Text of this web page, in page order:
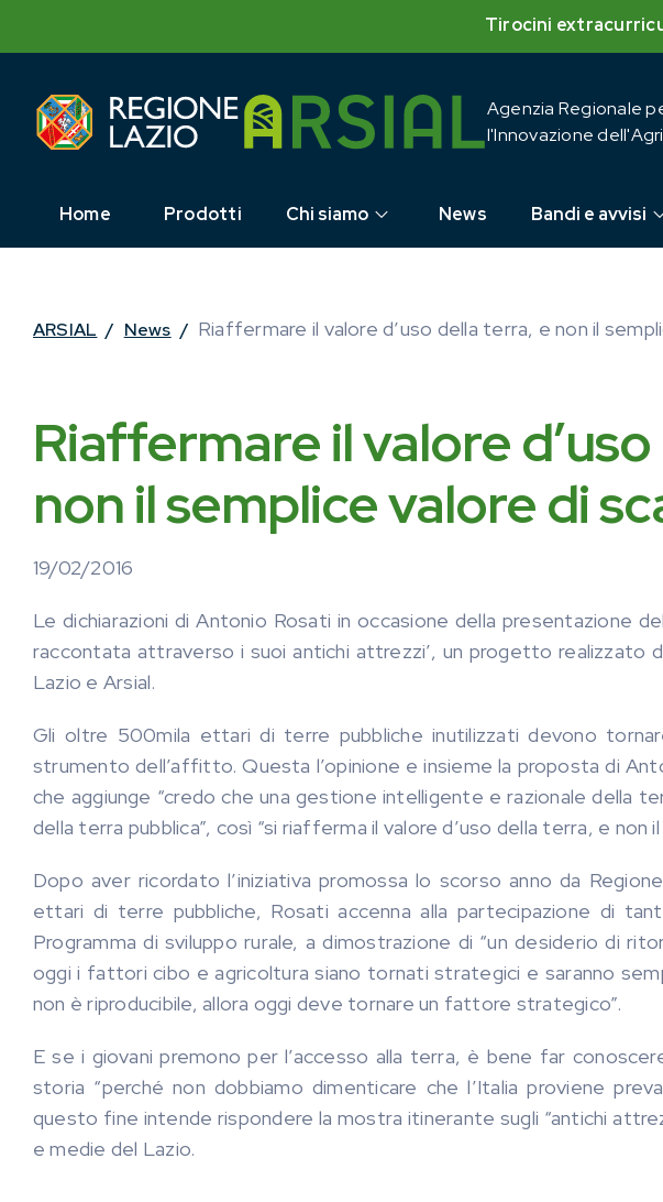
Tirocini
Agenzia Regionale
l'Innovazione
Home Prodotti Chi siamo News Bandi e avvisi
ARSIAL / News / Riaffermare il valore d’uso della terra, e non il
Riaffermare il valore
non il semplice valore di
19/02/2016
Le dichiarazioni di Antonio Rosati in occasione della presentazione
raccontata attraverso i suoi antichi attrezzi’, un progetto realizzato
Lazio e Arsial.
Gli oltre 500mila ettari di terre pubbliche inutilizzati devono
strumento dell’affitto. Questa l’opinione e insieme la proposta di
che aggiunge “credo che una gestione intelligente e razionale della
della terra pubblica”, così “si riafferma il valore d’uso della terra, e non
Dopo aver ricordato l’iniziativa promossa lo scorso anno da
ettari di terre pubbliche, Rosati accenna alla partecipazione di
Programma di sviluppo rurale, a dimostrazione di “un desiderio di
oggi i fattori cibo e agricoltura siano tornati strategici e saranno
non è riproducibile, allora oggi deve tornare un fattore strategico”.
E se i giovani premono per l’accesso alla terra, è bene far
storia “perché non dobbiamo dimenticare che l’Italia proviene
questo fine intende rispondere la mostra itinerante sugli “antichi
e medie del Lazio.